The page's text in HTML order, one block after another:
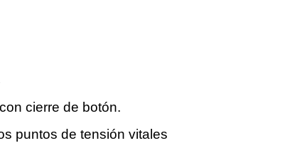
cierre de botón.
puntos de tensión vitales